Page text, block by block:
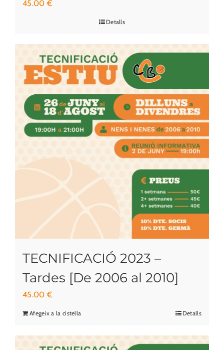
45.00€
Detalls
TECNIFICACIÓ 2023 –
Tardes [De 2006 al 2010]
45.00€
Afegeix a la cistella Detalls